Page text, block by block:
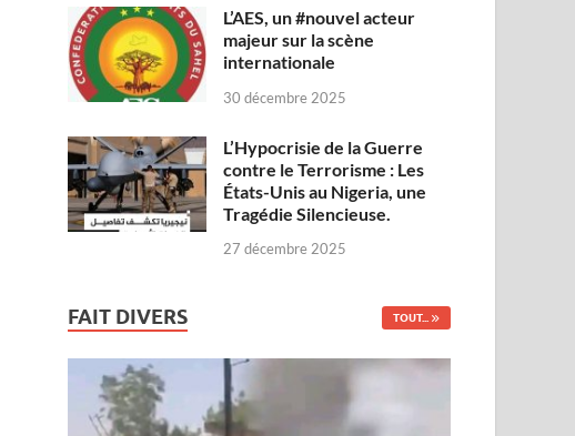
L’AES, un #nouvel acteur
majeur sur la scène
internationale
30 décembre 2025
L’Hypocrisie de la Guerre
contre le Terrorisme : Les
États-Unis au Nigeria, une
Tragédie Silencieuse.
27 décembre 2025
FAIT DIVERS TOUT...